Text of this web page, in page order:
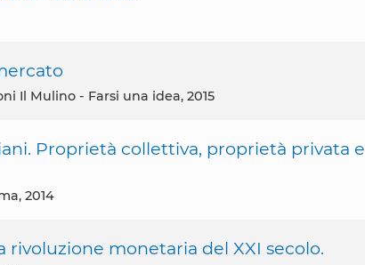
Il Mulino - Farsi una idea, 2015
Proprietà collettiva, proprietà privata e
2014
rivoluzione monetaria del XXI secolo.